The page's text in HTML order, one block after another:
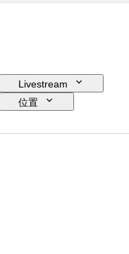
Livestream
位置